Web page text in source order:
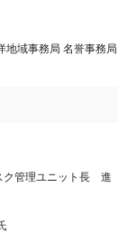
地域事務局 名誉事務局
ク管理ユニット長 進